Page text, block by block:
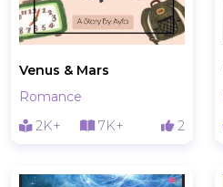
Venus & Mars
Romance
2K+
7K+ 2